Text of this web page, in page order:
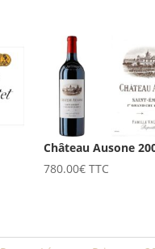
Château Ausone
780.00€ TTC